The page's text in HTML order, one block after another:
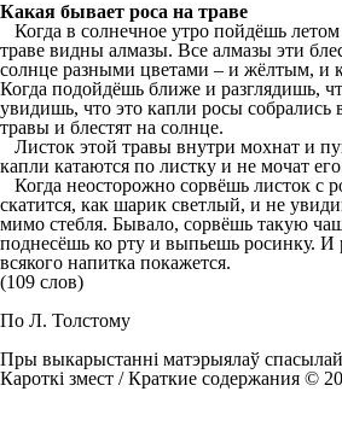
Какая бывает роса на траве
Когда в солнечное утро пойдёшь летом
траве видны алмазы. Все алмазы эти
солнце разными цветами – и жёлтым, и
Когда подойдёшь ближе и разглядишь,
увидишь, что это капли росы собрались
травы и блестят на солнце.
Листок этой травы внутри мохнат и
капли катаются по листку и не мочат
Когда неосторожно сорвёшь листок с
скатится, как шарик светлый, и не
мимо стебля. Бывало, сорвёшь такую
поднесёшь ко рту и выпьешь росинку. И
всякого напитка покажется.
(109 слов)
По Л. Толстому
Пры выкарыстанні матэрыялаў
Кароткі змест / Краткие содержания ©